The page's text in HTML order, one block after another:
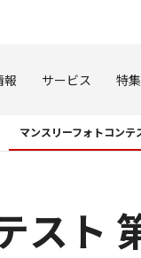
報 サービス 特集
マンスリーフォトコンテ
スト